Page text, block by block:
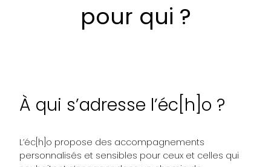
pour qui ?
À qui s’adresse l’éc[h]o ?
L’éc[h]o propose des accompagnements
personnalisés et sensibles pour ceux et celles qui